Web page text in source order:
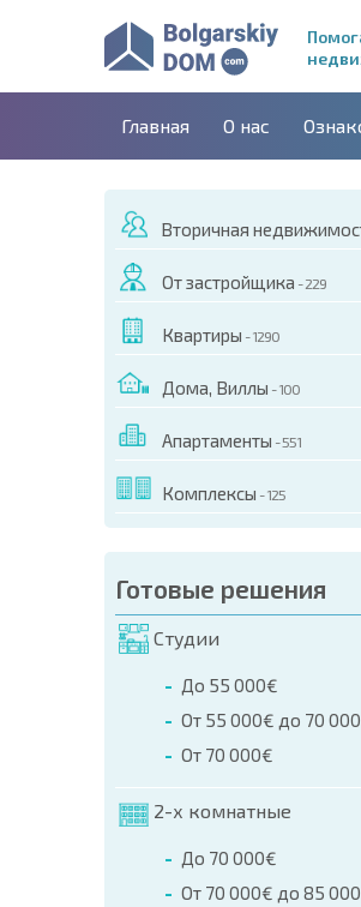
Главная О нас
Вторичная
От застройщика - 229
Квартиры - 1290
Дома, Виллы - 100
Апартаменты - 551
Комплексы - 125
Готовые решения
Студии
До 55 000€
От 55 000€ до 70
От 70 000€
2-х комнатные
До 70 000€
От 70 000€ до 85
ЭТОГО ОБЪЕКТА
телефонам:
+359 8 9797 99 03